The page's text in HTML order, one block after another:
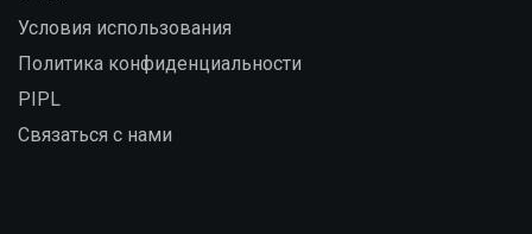
Условия использования
Политика конфиденциальности
PIPL
Связаться с нами